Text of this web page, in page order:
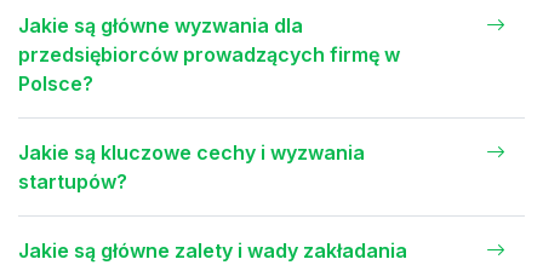
Jakie są główne wyzwania dla
przedsiębiorców prowadzących firmę w
Polsce?
Jakie są kluczowe cechy i wyzwania
startupów?
Jakie są główne zalety i wady zakładania